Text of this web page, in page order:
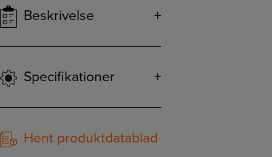
Beskrivelse
Specifikationer
Hent produktdatablad